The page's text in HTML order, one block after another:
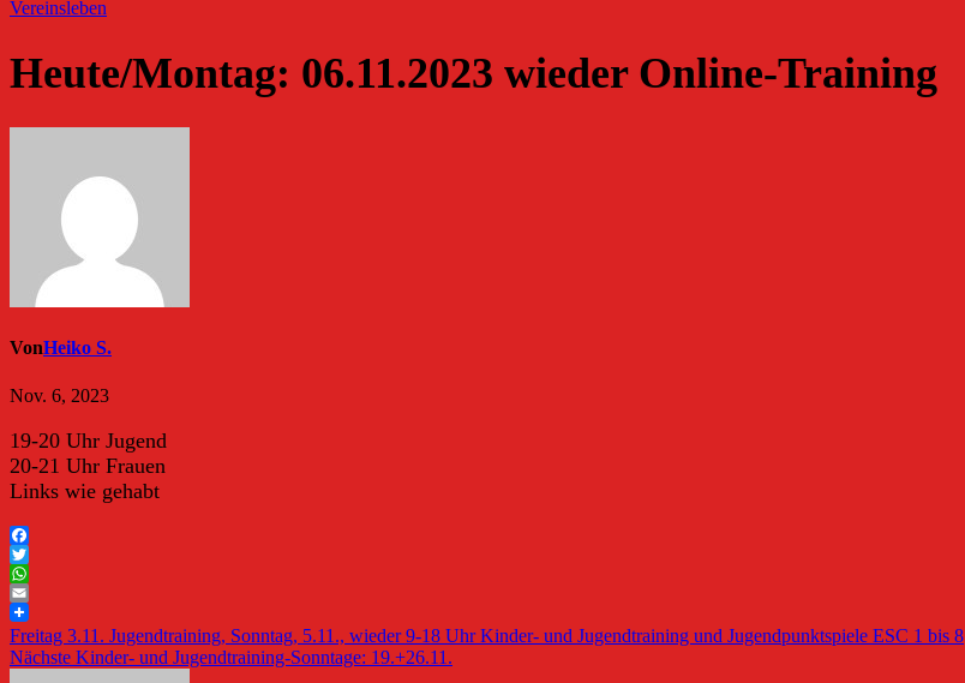
Vereinsleben
Heute/Montag: 06.11.2023 wieder Online-Training
VonHeiko S.
Nov. 6, 2023
19-20 Uhr Jugend
20-21 Uhr Frauen
Links wie gehabt
Facebook
Twitter
WhatsApp
Email
Beitragsnavigation
Freitag 3.11. Jugendtraining, Sonntag, 5.11., wieder 9-18 Uhr Kinder- und Jugendtraining und Jugendpunktspiele ESC 1 bis 8
Nächste Kinder- und Jugendtraining-Sonntage: 19.+26.11.